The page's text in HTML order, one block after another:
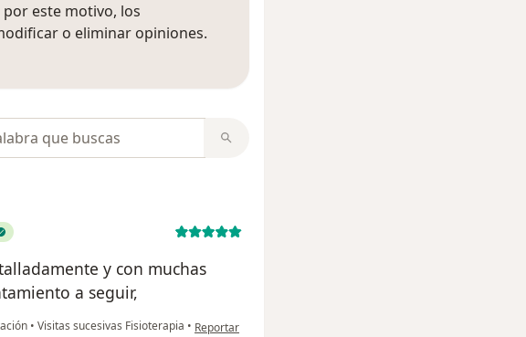
este motivo, los
o eliminar opiniones.
y con muchas
a seguir,
• Visitas sucesivas Fisioterapia • en opinión del usuario Alejandra Aguilar Diaz
Reportar